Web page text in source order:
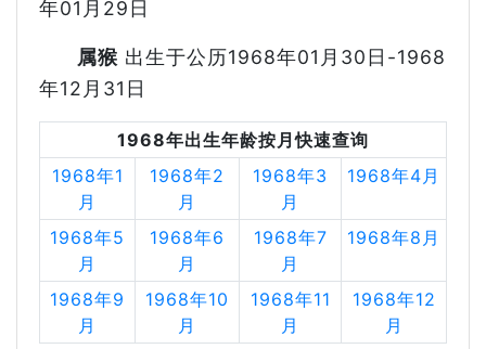
年01月29日
属猴 出生于公历1968年01月30日-1968
年12月31日
1968年出生年龄按月快速查询
1968年1
月
1968年2
月
1968年3
月
1968年4月
1968年5
月
1968年6
月
1968年7
月
1968年8月
1968年9
月
1968年10
月
1968年11
月
1968年12
月